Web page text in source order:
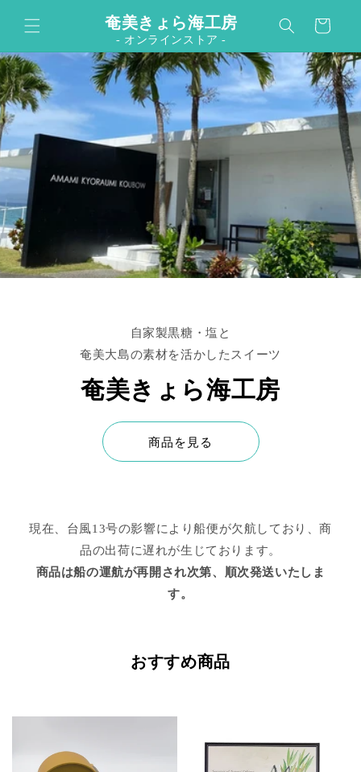
コンテンツに進む奄美きょら海工房
- オンラインストア -
ー
自家製黒糖・塩と
奄美大島の素材を活かしたスイーツ
奄美きょら海工房
商品を見る
現在、台風13号の影響により船便が欠航しており、商
品の出荷に遅れが生じております。
商品は船の運航が再開され次第、順次発送いたしま
す。
おすすめ商品